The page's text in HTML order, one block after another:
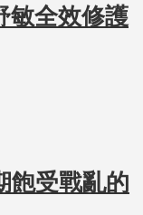
全效修護
飽受戰亂的